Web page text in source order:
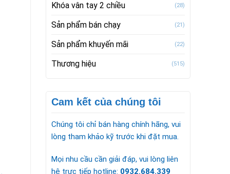
Khóa vân tay 2 chiều (28)
Sản phẩm bán chạy (21)
Sản phẩm khuyến mãi (22)
Thương hiệu (515)
Cam kết của chúng tôi
Chúng tôi chỉ bán hàng chính hãng, vui
lòng tham khảo kỹ trước khi đặt mua.
Mọi nhu cầu cần giải đáp, vui lòng liên
hệ trực tiếp hotline: 0932.684.339